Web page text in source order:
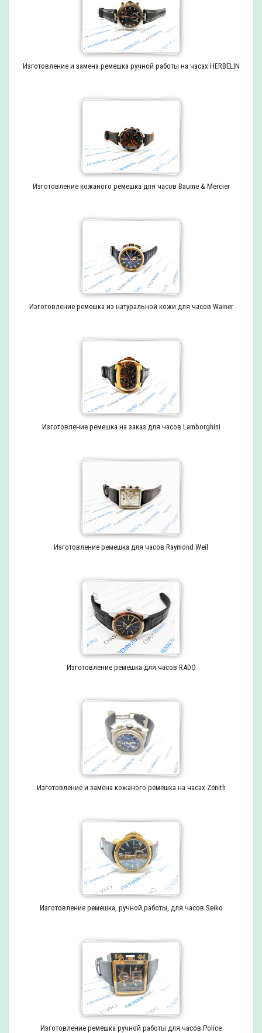
Изготовление и замена ремешка ручной работы на часах HERBELIN
Изготовление кожаного ремешка для часов Baume & Mercier
Изготовление ремешка из натуральной кожи для часов Wainer
Изготовление ремешка на заказ для часов Lamborghini
Изготовление ремешка для часов Raymond Weil
Изготовление ремешка для часов RADO
Изготовление и замена кожаного ремешка на часах Zenith
Изготовление ремешка, ручной работы, для часов Seiko
Изготовление ремешка ручной работы для часов Police